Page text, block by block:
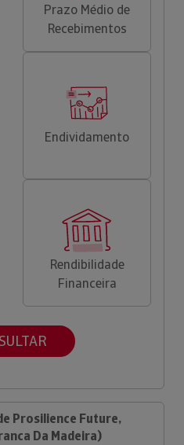
Prazo Médio de
Recebimentos
Endividamento
Rendibilidade
Financeira
Prosilience Future,
Da Madeira)